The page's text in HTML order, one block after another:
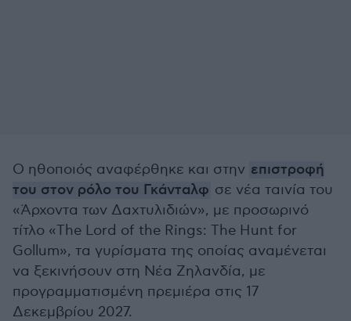
Ο ηθοποιός αναφέρθηκε και στην επιστροφή
του στον ρόλο του Γκάνταλφ σε νέα ταινία του
«Άρχοντα των Δαχτυλιδιών», με προσωρινό
τίτλο «The Lord of the Rings: The Hunt for
Gollum», τα γυρίσματα της οποίας αναμένεται
να ξεκινήσουν στη Νέα Ζηλανδία, με
προγραμματισμένη πρεμιέρα στις 17
Δεκεμβρίου 2027.